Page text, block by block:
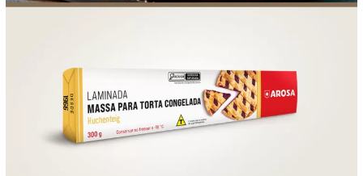
INVERNO SAC ACESSO PARA PARCEIROS